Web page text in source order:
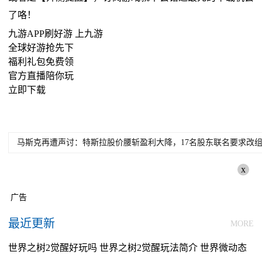
了咯！
九游APP刷好游 上九游
全球好游抢先下
福利礼包免费领
官方直播陪你玩
立即下载
马斯克再遭声讨：特斯拉股价腰斩盈利大降，17名股东联名要求改
x
广告
最近更新 MORE
世界之树2觉醒好玩吗 世界之树2觉醒玩法简介 世界微动态